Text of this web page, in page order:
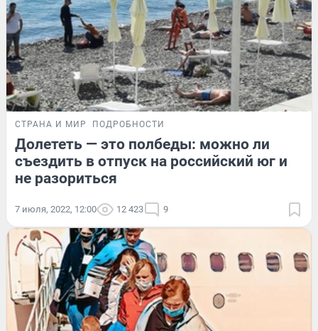
СТРАНА И МИР ПОДРОБНОСТИ
Долететь — это полбеды: можно ли
съездить в отпуск на российский юг и
не разориться
7 июля, 2022, 12:00 12 423 9